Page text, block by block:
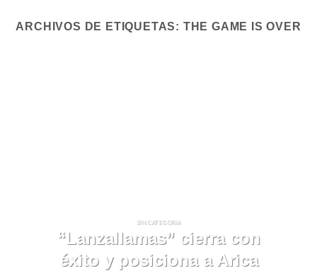
ARCHIVOS DE ETIQUETAS: THE GAME IS OVER
SIN CATEGORIA
“Lanzallamas” cierra con
éxito y posiciona a Arica